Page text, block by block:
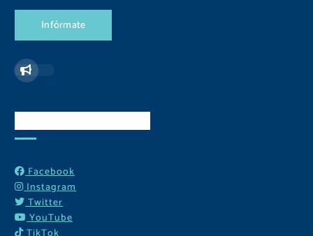
Infórmate
Facebook
Instagram
Twitter
YouTube